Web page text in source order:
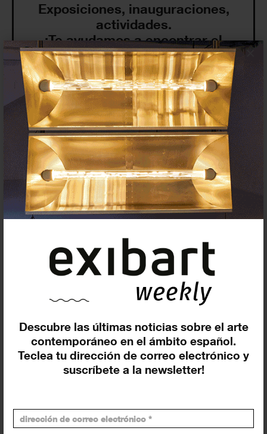
Descubre las últimas noticias sobre el arte
contemporáneo en el ámbito español.
Teclea tu dirección de correo electrónico y
suscríbete a la newsletter!
×
Exposiciones, inauguraciones,
actividades.
¡Te ayudamos a encontrar el
evento que buscas !
Exposiciones y eventos
Eventos de hoy
En curso y futuros
Pasados, en curso y futuros
Incluir eventos web
Exposiciones y actividades en tu ciudad